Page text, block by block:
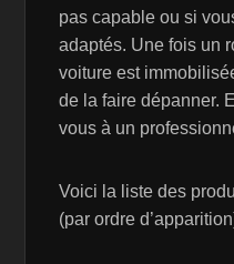
pas capable ou si
adaptés. Une fois un
voiture est
de la faire dépanner.
vous à un
Voici la liste des
(par ordre